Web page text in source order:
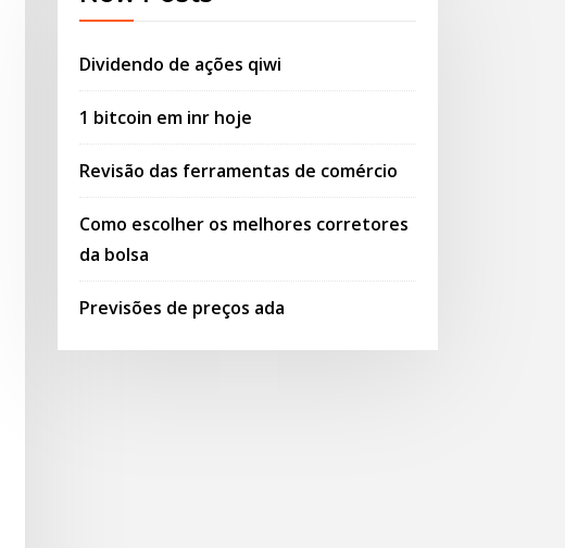
Dividendo de ações qiwi
1 bitcoin em inr hoje
Revisão das ferramentas de comércio
Como escolher os melhores corretores
da bolsa
Previsões de preços ada